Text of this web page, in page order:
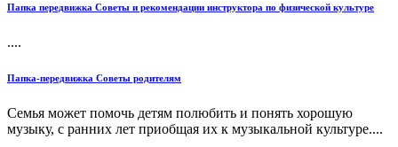
Папка передвижка Советы и рекомендации инструктора по физической культуре
....
Папка-передвижка Советы родителям
Семья может помочь детям полюбить и понять хорошую
музыку, с ранних лет приобщая их к музыкальной культуре....